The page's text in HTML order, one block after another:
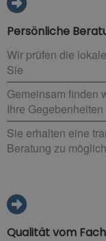
Persönliche
Wir prüfen die
Sie
Gemeinsam finden
Ihre Gegebenheiten
Sie erhalten eine
Beratung zu
Qualität vom